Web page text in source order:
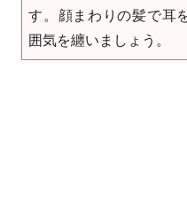
す。顔まわりの髪で耳
囲気を纏いましょう。